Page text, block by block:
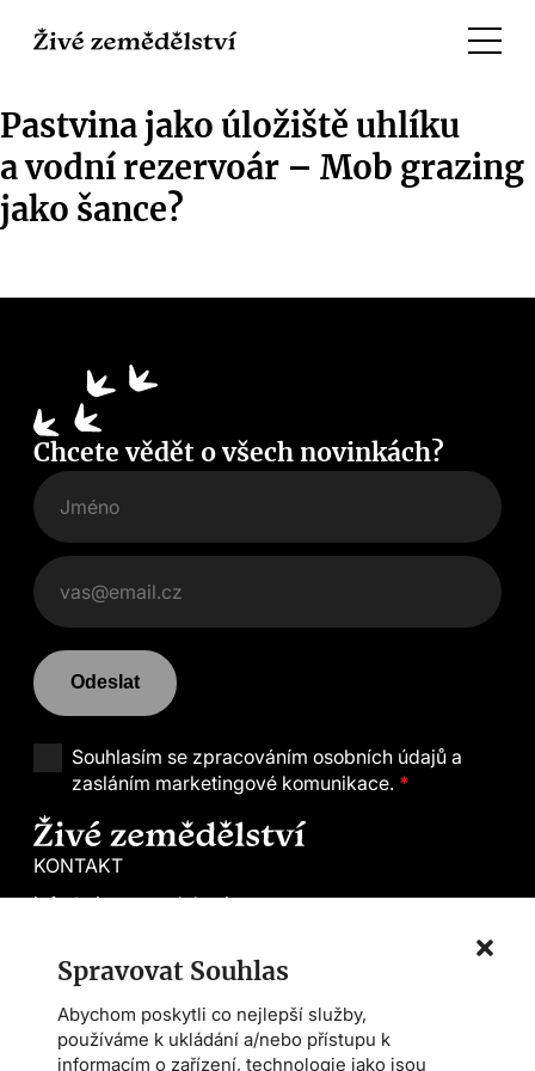
Spravovat Souhlas
Abychom poskytli co nejlepší služby,
používáme k ukládání a/nebo přístupu k
informacím o zařízení, technologie jako jsou
Pastvina jako úložiště uhlíku
a vodní rezervoár – Mob grazing
jako šance?
KONTAKT
info@zivezemedelstvi.cz
Demeter CS
Farmářská škola
Asociace AMPI
Chcete vědět o všech novinkách?
Odeslat
Souhlasím se zpracováním osobních údajů a
zasláním marketingové komunikace. *